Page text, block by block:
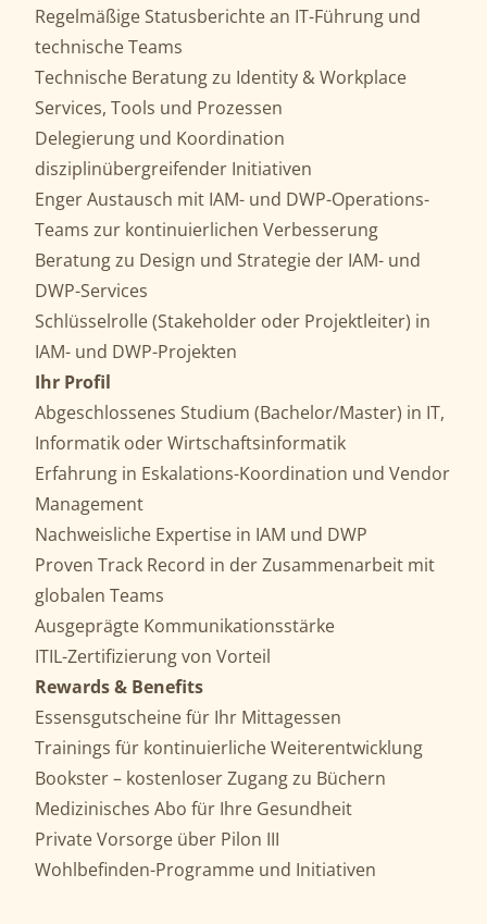
Regelmäßige Statusberichte an IT-Führung und
technische Teams
Technische Beratung zu Identity & Workplace
Services, Tools und Prozessen
Delegierung und Koordination
disziplinübergreifender Initiativen
Enger Austausch mit IAM- und DWP-Operations-
Teams zur kontinuierlichen Verbesserung
Beratung zu Design und Strategie der IAM- und
DWP-Services
Schlüsselrolle (Stakeholder oder Projektleiter) in
IAM- und DWP-Projekten
Ihr Profil
Abgeschlossenes Studium (Bachelor/Master) in IT,
Informatik oder Wirtschaftsinformatik
Erfahrung in Eskalations-Koordination und Vendor
Management
Nachweisliche Expertise in IAM und DWP
Proven Track Record in der Zusammenarbeit mit
globalen Teams
Ausgeprägte Kommunikationsstärke
ITIL-Zertifizierung von Vorteil
Rewards & Benefits
Essensgutscheine für Ihr Mittagessen
Trainings für kontinuierliche Weiterentwicklung
Bookster – kostenloser Zugang zu Büchern
Medizinisches Abo für Ihre Gesundheit
Private Vorsorge über Pilon III
Wohlbefinden-Programme und Initiativen